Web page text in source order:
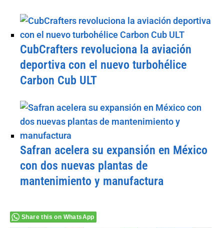
CubCrafters revoluciona la aviación
deportiva con el nuevo turbohélice
Carbon Cub ULT
Safran acelera su expansión en México
con dos nuevas plantas de
mantenimiento y manufactura
Share this on WhatsApp